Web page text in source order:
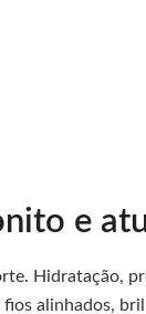
e
Hidratação,
alinhados,